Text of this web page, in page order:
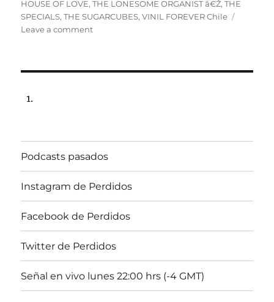
HOUSE OF LOVE,THE LONESOME ORGANIST â€Ž,THE
SPECIALS,THE SUGARCUBES,VINIL FOREVER Chile
Leave a commenton
22:00
hrs
102.5fm
Radio
Chile
Podcasts pasados
Instagram de Perdidos
Facebook de Perdidos
Twitter de Perdidos
Señal en vivo lunes 22:00 hrs (-4 GMT)